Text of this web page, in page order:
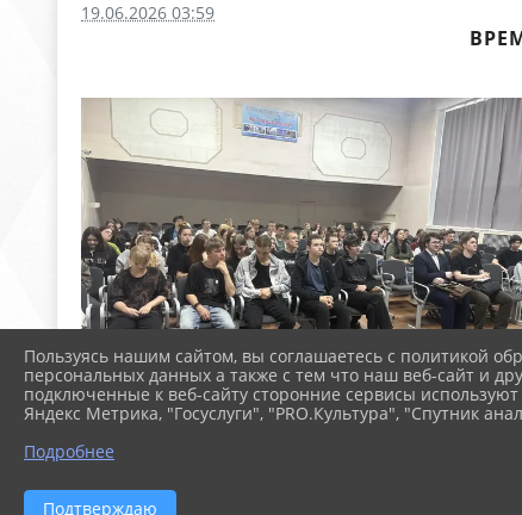
19.06.2026 03:59
Пользуясь нашим сайтом, вы соглашаетесь с политикой
персональных данных а также с тем что наш веб-сайт и
подключенные к веб-сайту сторонние сервисы используют
Яндекс Метрика, "Госуслуги", "PRO.Культура", "Спутник
Подробнее
Подтверждаю